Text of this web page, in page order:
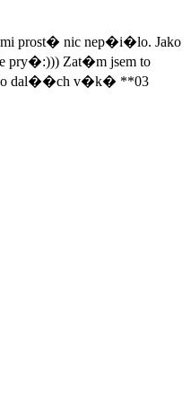
prost� nic nep�i�lo. Jako
pry�:))) Zat�m jsem to
do dal��ch v�k� **03